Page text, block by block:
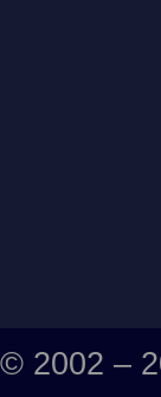
© 2002 –